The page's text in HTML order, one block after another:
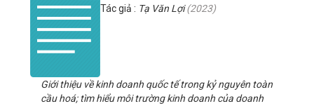
Tác giả : Tạ Văn Lợi(2023)
Giới thiệu về kinh doanh quốc tế trong kỷ nguyên toàn
cầu hoá; tìm hiểu môi trường kinh doanh của doanh